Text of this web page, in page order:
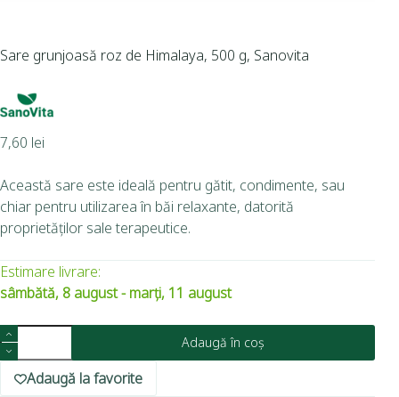
Sare grunjoasă roz de Himalaya, 500 g, Sanovita
7,60 lei
Această sare este ideală pentru gătit, condimente, sau
chiar pentru utilizarea în băi relaxante, datorită
proprietăților sale terapeutice.
Estimare livrare:
sâmbătă, 8 august - marți, 11 august
Adaugă în coș
Adaugă la favorite